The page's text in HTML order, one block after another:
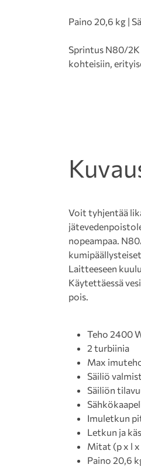
Paino 20,6 kg |
Sprintus N80/2K
kohteisiin,
Voit tyhjentää
nopeampaa.
Laitteeseen
Käytettäessä
pois.
Teho 2400
2 turbiinia
Max
Säiliö
Säiliön
Imuletkun
Letkun ja
Mitat (p x l
Paino 20,6